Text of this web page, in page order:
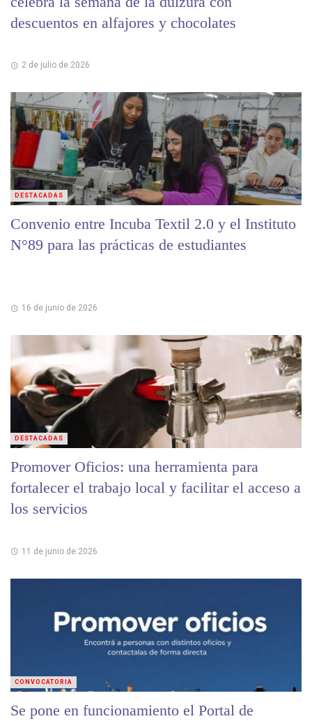
descuentos en alfajores y chocolates
2 de julio de 2026
Convenio entre Incuba Textil 2.0 y el Instituto
N°89 para las prácticas de estudiantes
16 de junio de 2026
DESTACADAS
Promover Oficios: una herramienta para
fortalecer el trabajo local y facilitar el acceso a
los servicios
11 de junio de 2026
DESTACADAS
Se pone en funcionamiento el Portal de
CONVOCATORIA